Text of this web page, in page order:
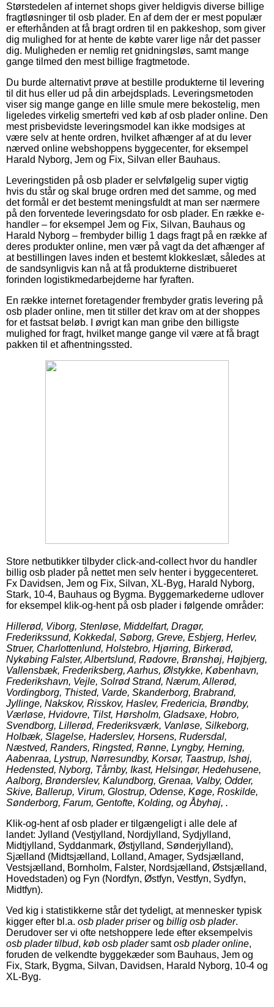
Størstedelen af internet shops giver heldigvis diverse billige
fragtløsninger til osb plader. En af dem der er mest populær
er efterhånden at få bragt ordren til en pakkeshop, som giver
dig mulighed for at hente de købte varer lige når det passer
dig. Muligheden er nemlig ret gnidningsløs, samt mange
gange tilmed den mest billige fragtmetode.
Du burde alternativt prøve at bestille produkterne til levering
til dit hus eller ud på din arbejdsplads. Leveringsmetoden
viser sig mange gange en lille smule mere bekostelig, men
ligeledes virkelig smertefri ved køb af osb plader online. Den
mest prisbevidste leveringsmodel kan ikke modsiges at
være selv at hente ordren, hvilket afhænger af at du lever
nærved online webshoppens byggecenter, for eksempel
Harald Nyborg, Jem og Fix, Silvan eller Bauhaus.
Leveringstiden på osb plader er selvfølgelig super vigtig
hvis du står og skal bruge ordren med det samme, og med
det formål er det bestemt meningsfuldt at man ser nærmere
på den forventede leveringsdato for osb plader. En række e-
handler – for eksempel Jem og Fix, Silvan, Bauhaus og
Harald Nyborg – frembyder billig 1 dags fragt på en række af
deres produkter online, men vær på vagt da det afhænger af
at bestillingen laves inden et bestemt klokkeslæt, således at
de sandsynligvis kan nå at få produkterne distribueret
forinden logistikmedarbejderne har fyraften.
En række internet foretagender frembyder gratis levering på
osb plader online, men tit stiller det krav om at der shoppes
for et fastsat beløb. I øvrigt kan man gribe den billigste
mulighed for fragt, hvilket mange gange vil være at få bragt
pakken til et afhentningssted.
Store netbutikker tilbyder click-and-collect hvor du handler
billig osb plader på nettet men selv henter i byggecenteret.
Fx Davidsen, Jem og Fix, Silvan, XL-Byg, Harald Nyborg,
Stark, 10-4, Bauhaus og Bygma. Byggemarkederne udlover
for eksempel klik-og-hent på osb plader i følgende områder:
Hillerød, Viborg, Stenløse, Middelfart, Dragør,
Frederikssund, Kokkedal, Søborg, Greve, Esbjerg, Herlev,
Struer, Charlottenlund, Holstebro, Hjørring, Birkerød,
Nykøbing Falster, Albertslund, Rødovre, Brønshøj, Højbjerg,
Vallensbæk, Frederiksberg, Aarhus, Ølstykke, København,
Frederikshavn, Vejle, Solrød Strand, Nærum, Allerød,
Vordingborg, Thisted, Varde, Skanderborg, Brabrand,
Jyllinge, Nakskov, Risskov, Haslev, Fredericia, Brøndby,
Værløse, Hvidovre, Tilst, Hørsholm, Gladsaxe, Hobro,
Svendborg, Lillerød, Frederiksværk, Vanløse, Silkeborg,
Holbæk, Slagelse, Haderslev, Horsens, Rudersdal,
Næstved, Randers, Ringsted, Rønne, Lyngby, Herning,
Aabenraa, Lystrup, Nørresundby, Korsør, Taastrup, Ishøj,
Hedensted, Nyborg, Tårnby, Ikast, Helsingør, Hedehusene,
Aalborg, Brønderslev, Kalundborg, Grenaa, Valby, Odder,
Skive, Ballerup, Virum, Glostrup, Odense, Køge, Roskilde,
Sønderborg, Farum, Gentofte, Kolding, og Åbyhøj, .
Klik-og-hent af osb plader er tilgængeligt i alle dele af
landet: Jylland (Vestjylland, Nordjylland, Sydjylland,
Midtjylland, Syddanmark, Østjylland, Sønderjylland),
Sjælland (Midtsjælland, Lolland, Amager, Sydsjælland,
Vestsjælland, Bornholm, Falster, Nordsjælland, Østsjælland,
Hovedstaden) og Fyn (Nordfyn, Østfyn, Vestfyn, Sydfyn,
Midtfyn).
Ved kig i statistikkerne står det tydeligt, at mennesker typisk
kigger efter bl.a. osb plader priserog billig osb plader.
Derudover ser vi ofte netshoppere lede efter eksempelvis
osb plader tilbud, køb osb pladersamtosb plader online,
foruden de velkendte byggekæder som Bauhaus, Jem og
Fix, Stark, Bygma, Silvan, Davidsen, Harald Nyborg, 10-4 og
XL-Byg.